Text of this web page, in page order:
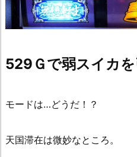
529Ｇで弱スイカを
モードは…どうだ！？
天国滞在は微妙なところ。